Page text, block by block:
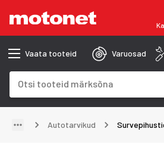
Vaata tooteid Varuosad
Autotarvikud